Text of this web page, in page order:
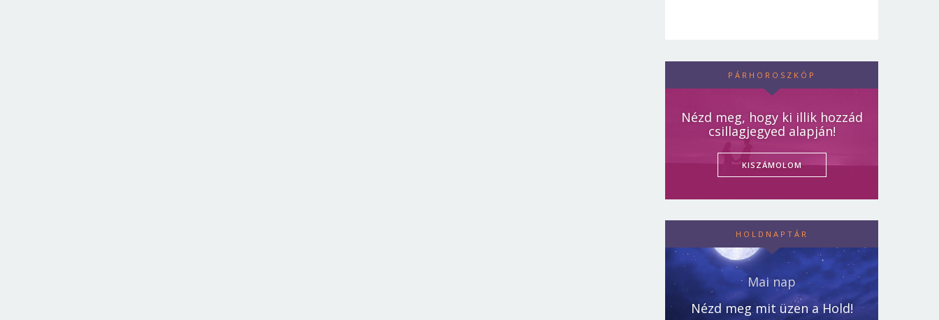
PÁRHOROSZKÓP
Nézd meg, hogy ki illik hozzád
csillagjegyed alapján!
KISZÁMOLOM
HOLDNAPTÁR
Mai nap
Nézd meg mit üzen a Hold!